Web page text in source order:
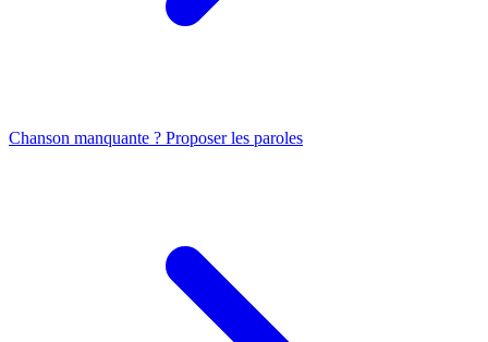
Chanson manquante ? Proposer les paroles